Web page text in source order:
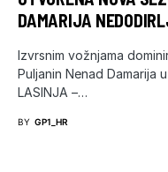
DAMARIJA
Izvrsnim vožnjama
Puljanin Nenad Damarija
LASINJA –…
BY GP1_HR